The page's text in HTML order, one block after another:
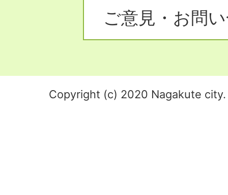
ご意見・お問
Copyright (c) 2020 Nagakute